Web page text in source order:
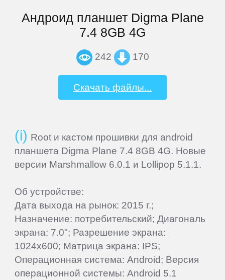
Андроид планшет Digma Plane
7.4 8GB 4G
242 170
Скачать файлы...
Root и кастом прошивки для android
планшета Digma Plane 7.4 8GB 4G. Новые
версии Marshmallow 6.0.1 и Lollipop 5.1.1.
Об устройстве:
Дата выхода на рынок: 2015 г.;
Назначение: потребительский; Диагональ
экрана: 7.0"; Разрешение экрана:
1024x600; Матрица экрана: IPS;
Операционная система: Android; Версия
операционной системы: Android 5.1
Rolsen
SeeMax
SHIRU
Smarty
Sony
Starway